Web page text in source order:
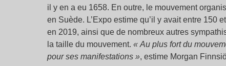
il y en a eu 1658. En outre, le mouvement
en Suède. L’Expo estime qu’il y avait entre 150
en 2019, ainsi que de nombreux autres
la taille du mouvement. « Au plus fort du
pour ses manifestations », estime Morgan